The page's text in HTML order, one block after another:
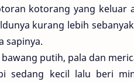
kotorang yang keluar
kurang lebih
sapinya.
putih, pala dan
sedang kecil lalu beri